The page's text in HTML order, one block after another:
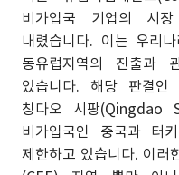
비가입국 기업의 시
내렸습니다. 이는 우리
동유럽지역의 진출과
있습니다. 해당 판결
칭다오 시팡(Qingdao
비가입국인 중국과 터
제한하고 있습니다. 이러